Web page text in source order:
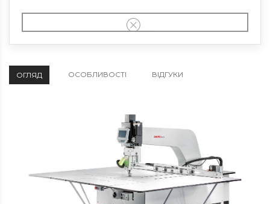
ОГЛЯД ОСОБЛИВОСТІ ВІДГУКИ